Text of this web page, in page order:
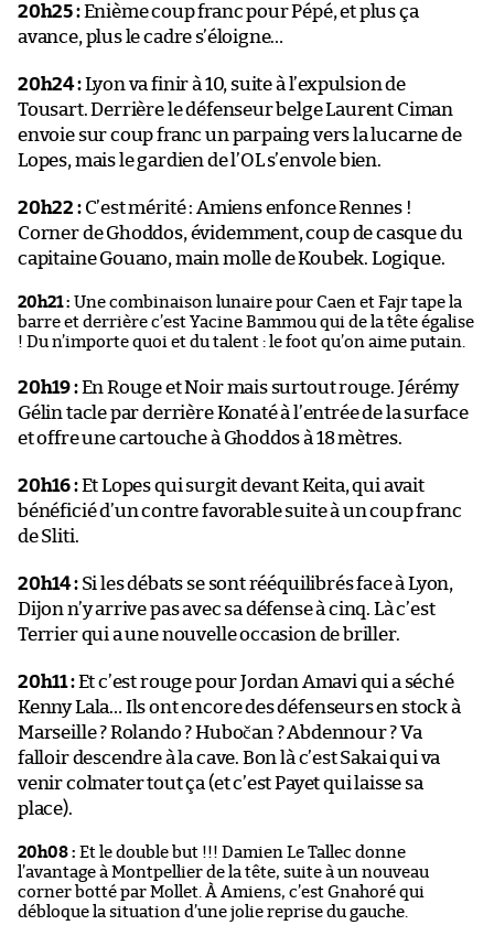
20h25 :Enième coup franc pour Pépé, et plus ça
avance, plus le cadre s’éloigne…
20h24 :Lyon va finir à 10, suite à l’expulsion de
Tousart. Derrière le défenseur belge Laurent Ciman
envoie sur coup franc un parpaing vers la lucarne de
Lopes, mais le gardien de l’OL s’envole bien.
20h22 :C’est mérité : Amiens enfonce Rennes !
Corner de Ghoddos, évidemment, coup de casque du
capitaine Gouano, main molle de Koubek. Logique.
20h21 : Une combinaison lunaire pour Caen et Fajr tape la
barre et derrière c’est Yacine Bammou qui de la tête égalise
! Du n’importe quoi et du talent : le foot qu’on aime putain.
20h19 :En Rouge et Noir mais surtout rouge. Jérémy
Gélin tacle par derrière Konaté à l’entrée de la surface
et offre une cartouche à Ghoddos à 18 mètres.
20h16 :Et Lopes qui surgit devant Keita, qui avait
bénéficié d’un contre favorable suite à un coup franc
de Sliti.
20h14 :Si les débats se sont rééquilibrés face à Lyon,
Dijon n’y arrive pas avec sa défense à cinq. Là c’est
Terrier qui a une nouvelle occasion de briller.
20h11 :Et c’est rouge pour Jordan Amavi qui a séché
Kenny Lala… Ils ont encore des défenseurs en stock à
Marseille ? Rolando ? Hubočan ? Abdennour ? Va
falloir descendre à la cave. Bon là c’est Sakai qui va
venir colmater tout ça (et c’est Payet qui laisse sa
place).
20h08 : Et le double but !!! Damien Le Tallec donne
l’avantage à Montpellier de la tête, suite à un nouveau
corner botté par Mollet. À Amiens, c’est Gnahoré qui
débloque la situation d’une jolie reprise du gauche.